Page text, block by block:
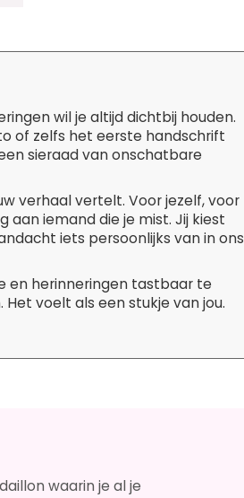
wil je altijd dichtbij houden.
of zelfs het eerste handschrift
sieraad van onschatbare
verhaal vertelt. Voor jezelf, voor
aan iemand die je mist. Jij kiest
iets persoonlijks van in ons
en herinneringen tastbaar te
voelt als een stukje van jou.
waarin je al je